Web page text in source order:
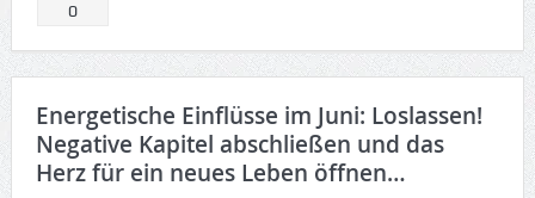
0
Energetische Einflüsse im Juni: Loslassen!
Negative Kapitel abschließen und das
Herz für ein neues Leben öffnen…